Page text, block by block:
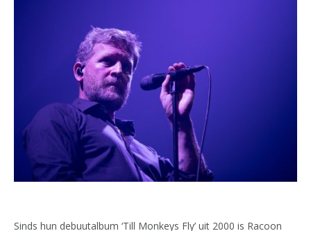
Sinds hun debuutalbum ‘Till Monkeys Fly’ uit 2000 is Racoon